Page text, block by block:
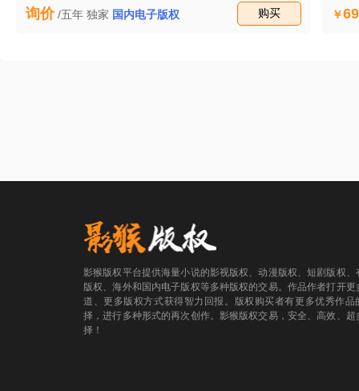
都未曾提及的一切。
询价 /五年 独家 国内电子版权 购买
影猴版权平台提供海量小说的影视版权、动漫版权、短剧版权、
版权、海外和国内电子版权等多种版权的交易。作品作者打开更
道、更多版权方式获得智力回报。版权购买者有更多优秀作品
择，进行多种形式的再次创作。影猴版权交易，安全、高效、超
择！